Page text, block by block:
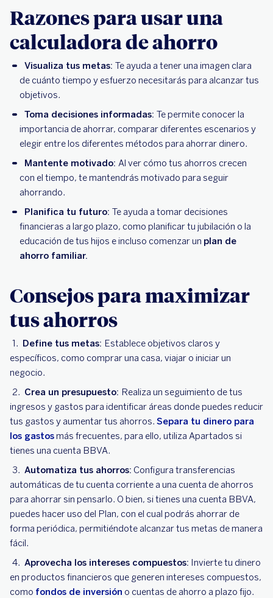
Razones para usar una
calculadora de ahorro
Visualiza tus metas: Te ayuda a tener una imagen clara
de cuánto tiempo y esfuerzo necesitarás para alcanzar tus
objetivos.
Toma decisiones informadas: Te permite conocer la
importancia de ahorrar, comparar diferentes escenarios y
elegir entre los diferentes métodos para ahorrar dinero.
Mantente motivado: Al ver cómo tus ahorros crecen
con el tiempo, te mantendrás motivado para seguir
ahorrando.
Planifica tu futuro: Te ayuda a tomar decisiones
financieras a largo plazo, como planificar tu jubilación o la
educación de tus hijos e incluso comenzar un plan de
ahorro familiar.
Consejos para maximizar
tus ahorros
Define tus metas: Establece objetivos claros y
específicos, como comprar una casa, viajar o iniciar un
negocio.
Crea un presupuesto: Realiza un seguimiento de tus
ingresos y gastos para identificar áreas donde puedes reducir
tus gastos y aumentar tus ahorros. Separa tu dinero para
los gastosmás frecuentes, para ello, utiliza Apartados si
tienes una cuenta BBVA.
Automatiza tus ahorros: Configura transferencias
automáticas de tu cuenta corriente a una cuenta de ahorros
para ahorrar sin pensarlo. O bien, si tienes una cuenta BBVA,
puedes hacer uso del Plan, con el cual podrás ahorrar de
forma periódica, permitiéndote alcanzar tus metas de manera
fácil.
Aprovecha los intereses compuestos: Invierte tu dinero
en productos financieros que generen intereses compuestos,
como fondos de inversión o cuentas de ahorro a plazo fijo.